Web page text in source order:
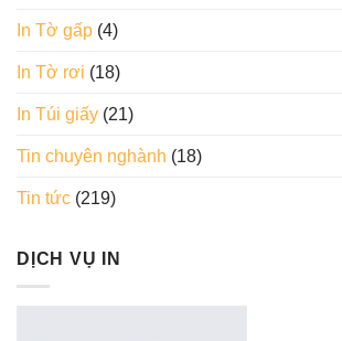
In Tờ gấp (4)
In Tờ rơi (18)
In Túi giấy (21)
Tin chuyên nghành (18)
Tin tức (219)
DỊCH VỤ IN